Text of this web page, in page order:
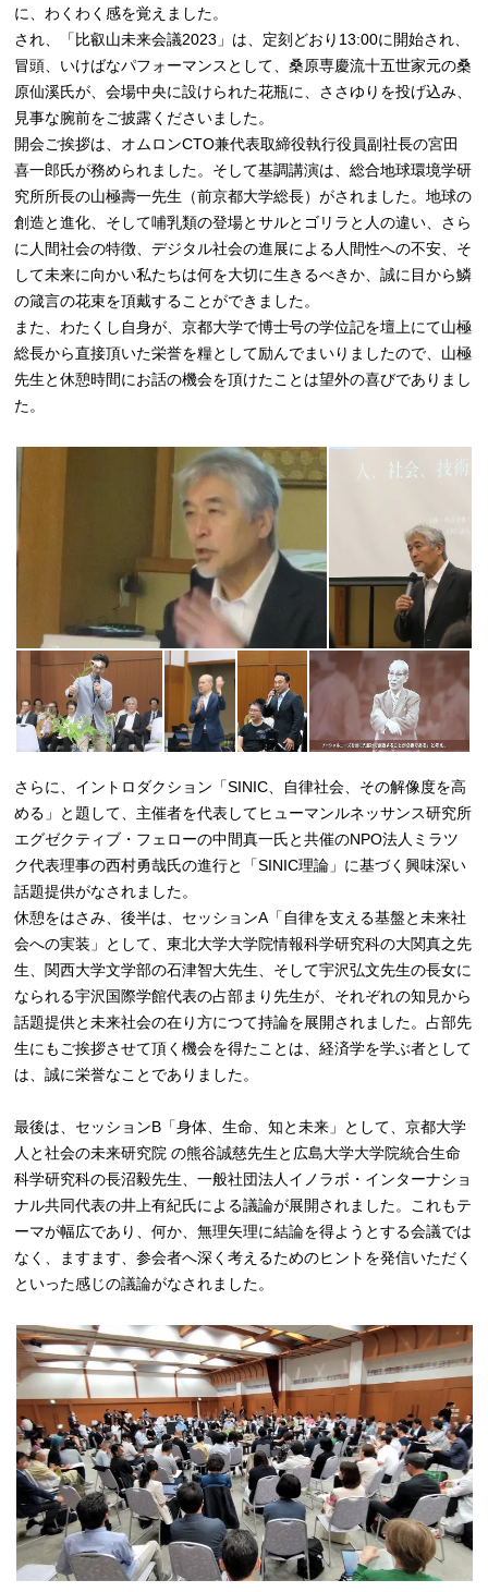
に、わくわく感を覚えました。
され、「比叡山未来会議2023」は、定刻どおり13:00に開始され、
冒頭、いけばなパフォーマンスとして、桑原専慶流十五世家元の桑
原仙溪氏が、会場中央に設けられた花瓶に、ささゆりを投げ込み、
見事な腕前をご披露くださいました。
開会ご挨拶は、オムロンCTO兼代表取締役執行役員副社長の宮田
喜一郎氏が務められました。そして基調講演は、総合地球環境学研
究所所長の山極壽一先生（前京都大学総長）がされました。地球の
創造と進化、そして哺乳類の登場とサルとゴリラと人の違い、さら
に人間社会の特徴、デジタル社会の進展による人間性への不安、そ
して未来に向かい私たちは何を大切に生きるべきか、誠に目から鱗
の箴言の花束を頂戴することができました。
また、わたくし自身が、京都大学で博士号の学位記を壇上にて山極
総長から直接頂いた栄誉を糧として励んでまいりましたので、山極
先生と休憩時間にお話の機会を頂けたことは望外の喜びでありまし
た。
さらに、イントロダクション「SINIC、自律社会、その解像度を高
める」と題して、主催者を代表してヒューマンルネッサンス研究所
エグゼクティブ・フェローの中間真一氏と共催のNPO法人ミラツ
ク代表理事の西村勇哉氏の進行と「SINIC理論」に基づく興味深い
話題提供がなされました。
休憩をはさみ、後半は、セッションA「自律を支える基盤と未来社
会への実装」として、東北大学大学院情報科学研究科の大関真之先
生、関西大学文学部の石津智大先生、そして宇沢弘文先生の長女に
なられる宇沢国際学館代表の占部まり先生が、それぞれの知見から
話題提供と未来社会の在り方につて持論を展開されました。占部先
生にもご挨拶させて頂く機会を得たことは、経済学を学ぶ者として
は、誠に栄誉なことでありました。
最後は、セッションB「身体、生命、知と未来」として、京都大学
人と社会の未来研究院 の熊谷誠慈先生と広島大学大学院統合生命
科学研究科の長沼毅先生、一般社団法人イノラボ・インターナショ
ナル共同代表の井上有紀氏による議論が展開されました。これもテ
ーマが幅広であり、何か、無理矢理に結論を得ようとする会議では
なく、ますます、参会者へ深く考えるためのヒントを発信いただく
といった感じの議論がなされました。